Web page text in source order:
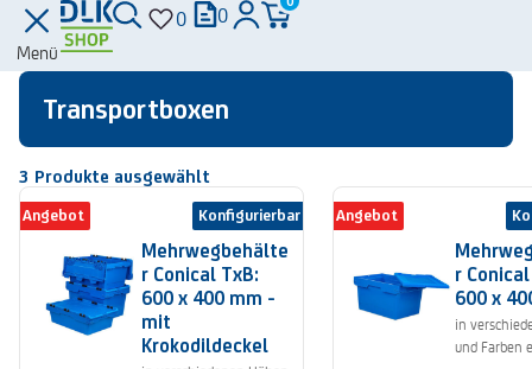
Menü
0 0
Transportboxen
3 Produkte ausgewählt
Angebot Konfigurierbar
Mehrwegbehälte
r Conical TxB:
600 x 400 mm -
mit
Krokodildeckel
Angebot
r
600 x
in
und Farben